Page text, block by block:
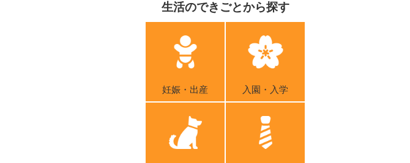
生活のできごとから探す
妊娠・出産 入園・入学